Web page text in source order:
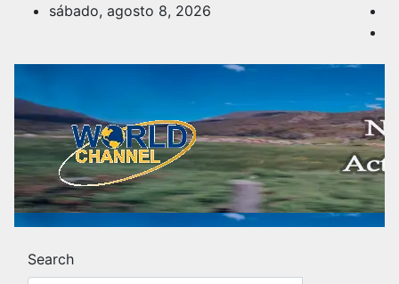
sábado, agosto 8, 2026
Noticias y Actualidad
Search